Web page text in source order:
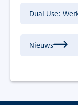
Dual Use:
Nieuws